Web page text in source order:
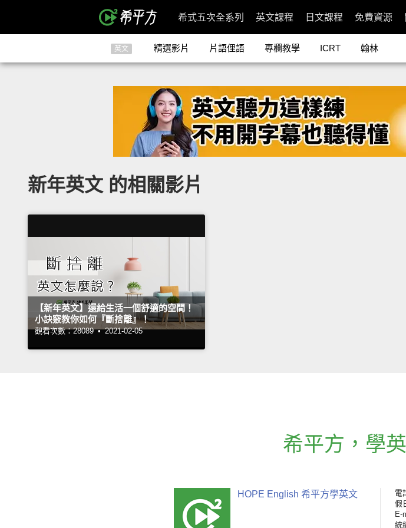
希式五次全系列 英文課程 日文課程 免費資源
英文 精選影片 片語俚語 專欄教學 ICRT 翰林
新年英文 的相關影片
【新年英文】還給生活一個舒適的空間！
小訣竅教你如何『斷捨離』！
觀看次數：28089 • 2021-02-05
希平方 ， 學
HOPE English 希平方學英文 電
假
E-
統